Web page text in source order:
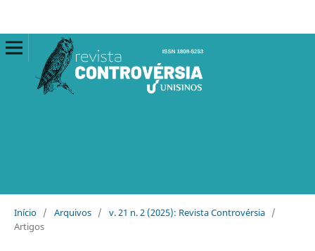
Início / Arquivos / v. 21 n. 2 (2025): Revista Controvérsia /
Artigos